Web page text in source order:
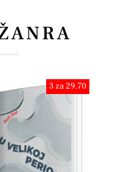
3 za 29.70